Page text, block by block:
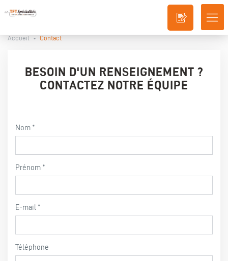
LA
Accueil • Contact
BESOIN D'UN RENSEIGNEMENT ?
CONTACTEZ NOTRE ÉQUIPE
Nom
Prénom
E-mail
Téléphone